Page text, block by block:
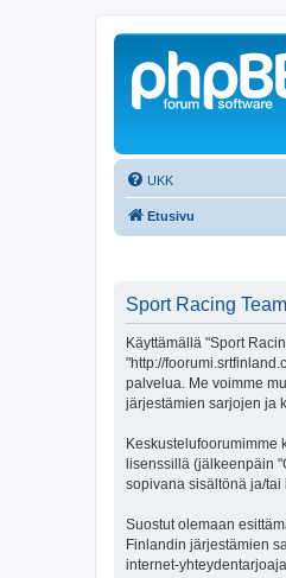
UKK
Etusivu
Sport Racing
Käyttämällä "Sport
"http://
palvelua. Me voimme
järjestämien sarjojen ja
Keskustelufoorumimme
lisenssillä (jälkeenpäin
sopivana sisältönä ja/
Suostut olemaan
Finlandin järjestämien
internet-